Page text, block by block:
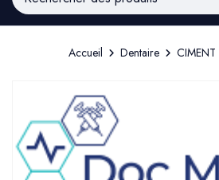
Accueil Dentaire CIMENT